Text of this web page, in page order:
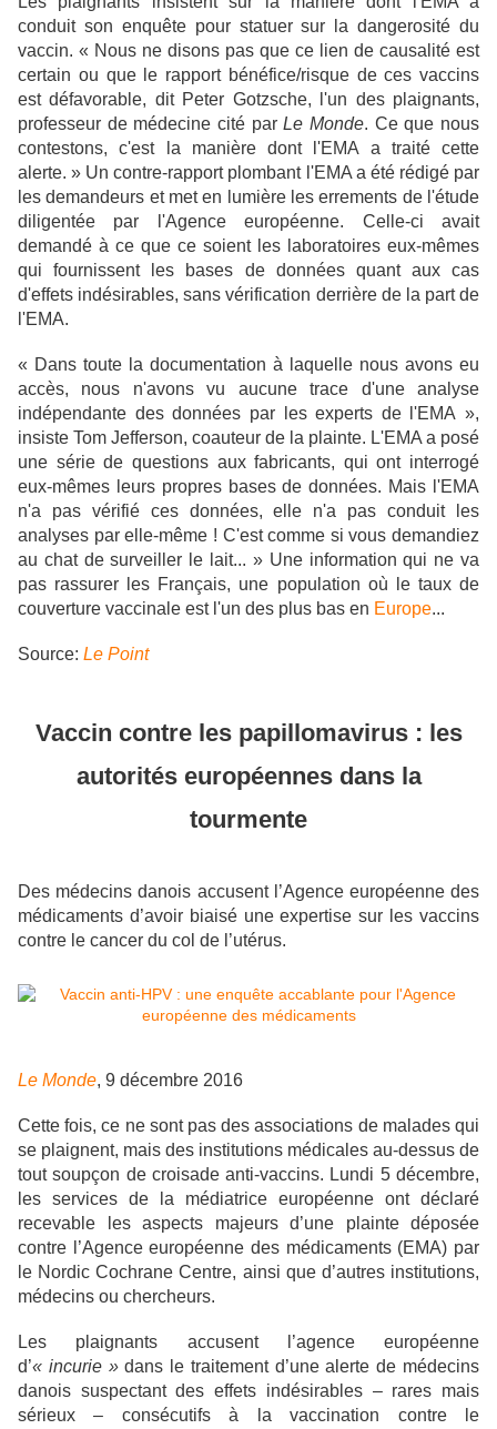
conduit son enquête pour statuer sur la dangerosité du
vaccin. « Nous ne disons pas que ce lien de causalité est
certain ou que le rapport bénéfice/risque de ces vaccins
est défavorable, dit Peter Gotzsche, l'un des plaignants,
professeur de médecine cité parLe Monde. Ce que nous
contestons, c'est la manière dont l'EMA a traité cette
alerte. » Un contre-rapport plombant l'EMA a été rédigé par
les demandeurs et met en lumière les errements de l'étude
diligentée par l'Agence européenne. Celle-ci avait
demandé à ce que ce soient les laboratoires eux-mêmes
qui fournissent les bases de données quant aux cas
d'effets indésirables, sans vérification derrière de la part de
l'EMA.
« Dans toute la documentation à laquelle nous avons eu
accès, nous n'avons vu aucune trace d'une analyse
indépendante des données par les experts de l'EMA »,
insiste Tom Jefferson, coauteur de la plainte. L'EMA a posé
une série de questions aux fabricants, qui ont interrogé
eux-mêmes leurs propres bases de données. Mais l'EMA
n'a pas vérifié ces données, elle n'a pas conduit les
analyses par elle-­même ! C'est comme si vous demandiez
au chat de surveiller le lait... » Une information qui ne va
pas rassurer les Français, une population où le taux de
couverture vaccinale est l'un des plus bas en Europe...
Source: Le Point
Vaccin contre les papillomavirus : les
autorités européennes dans la
tourmente
Des médecins danois accusent l’Agence européenne des
médicaments d’avoir biaisé une expertise sur les vaccins
contre le cancer du col de l’utérus.
Le Monde, 9 décembre 2016
Cette fois, ce ne sont pas des associations de malades qui
se plaignent, mais des institutions médicales au-dessus de
tout soupçon de croisade anti-vaccins. Lundi 5 décembre,
les services de la médiatrice européenne ont déclaré
recevable les aspects majeurs d’une plainte déposée
contre l’Agence européenne des médicaments (EMA) par
le Nordic Cochrane Centre, ainsi que d’autres institutions,
médecins ou chercheurs.
Les plaignants accusent l’agence européenne
d’« incurie »dans le traitement d’une alerte de médecins
danois suspectant des effets indésirables – rares mais
sérieux – consécutifs à la vaccination contre le